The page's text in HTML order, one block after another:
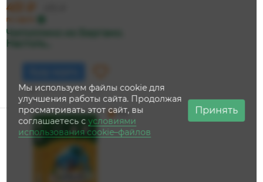
451 ₽
по карте
Чиполлино из Бергамо.
Настоль...
Нет в наличии
5.0
Мы используем файлы cookie для
улучшения работы сайта. Продолжая
просматривать этот сайт, вы
соглашаетесь сусловиями
использования cookie–файлов
Принять